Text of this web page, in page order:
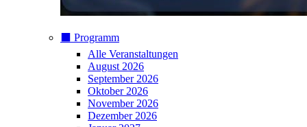
⬛️ Programm
Alle Veranstaltungen
August 2026
September 2026
Oktober 2026
November 2026
Dezember 2026